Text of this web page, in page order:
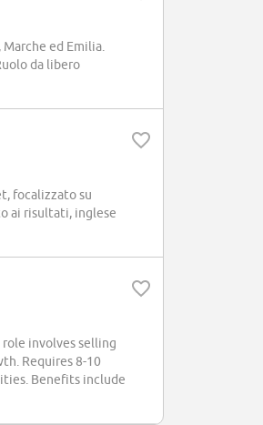
ed Emilia.
da libero
focalizzato su
ai risultati, inglese
role involves selling
Requires 8-10
Benefits include